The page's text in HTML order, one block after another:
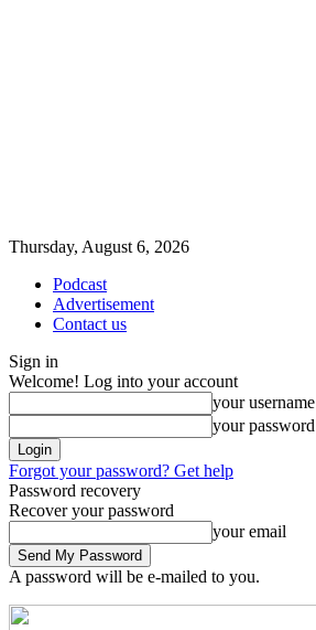
Thursday, August 6, 2026
Podcast
Advertisement
Contact us
Sign in
Welcome! Log into your account
your username
your password
Forgot your password? Get help
Password recovery
Recover your password
your email
A password will be e-mailed to you.